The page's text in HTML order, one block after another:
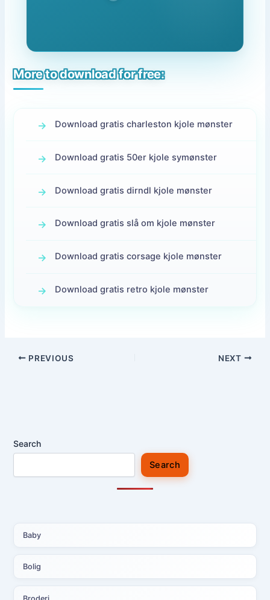
More to download for free:
Download gratis charleston kjole mønster
Download gratis 50er kjole symønster
Download gratis dirndl kjole mønster
Download gratis slå om kjole mønster
Download gratis corsage kjole mønster
Download gratis retro kjole mønster
PREVIOUS NEXT
Search
Search
Baby
Bolig
Broderi